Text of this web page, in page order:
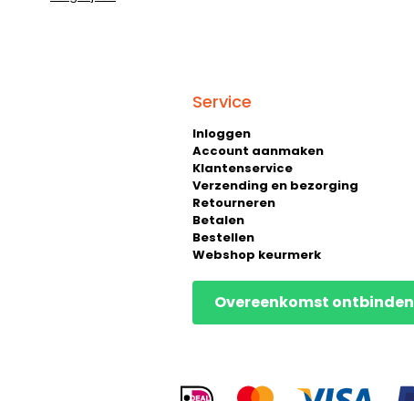
Service
Inloggen
Account aanmaken
Klantenservice
Verzending en bezorging
Retourneren
Betalen
Bestellen
Webshop keurmerk
Overeenkomst ontbinden